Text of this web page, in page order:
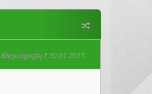
Տեղադրվել է 30.01.2015